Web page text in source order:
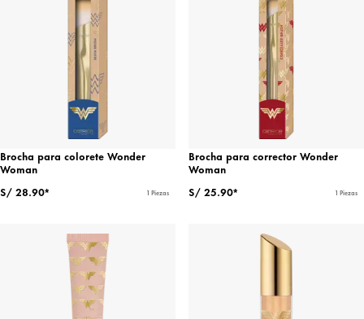
Brocha para colorete Wonder
Woman
S/ 28.90*
1 Piezas
Brocha para corrector Wonder
Woman
S/ 25.90*
1 Piezas